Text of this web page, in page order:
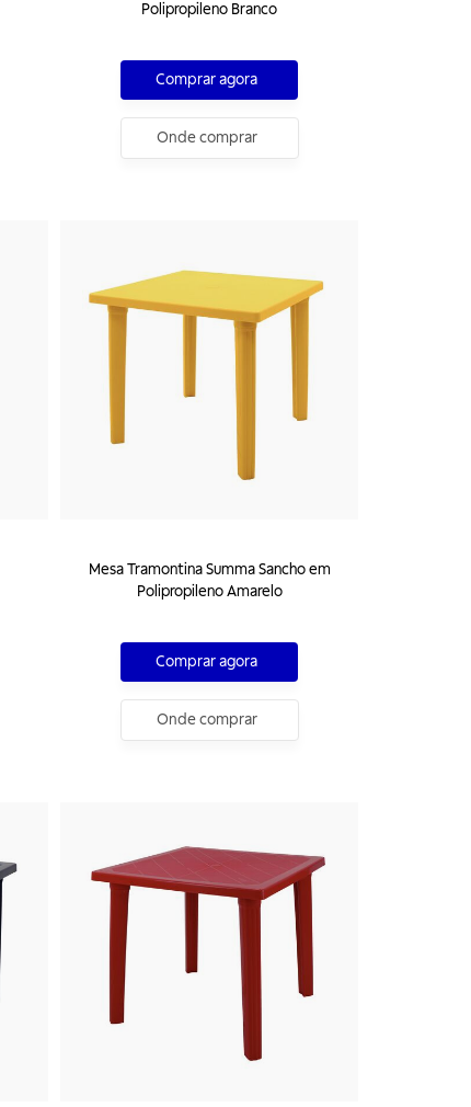
Polipropileno Branco
Comprar agora
Onde comprar
Mesa Tramontina Summa Sancho em
Polipropileno Amarelo
Comprar agora
Onde comprar